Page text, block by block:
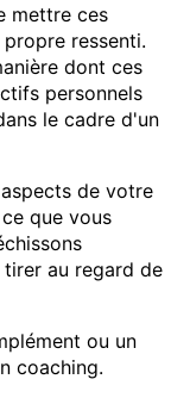
mettre ces
ressenti.
dont ces
personnels
le cadre d'un
de votre
que vous
au regard de
ou un
coaching.